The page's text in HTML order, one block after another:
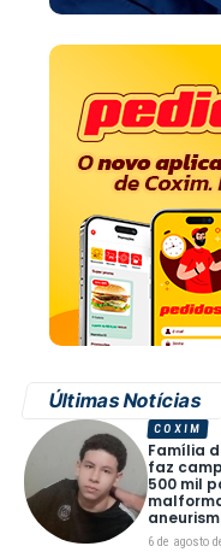
Últimas Notícias
Família
faz
500 mil
6 de agosto
COXIM